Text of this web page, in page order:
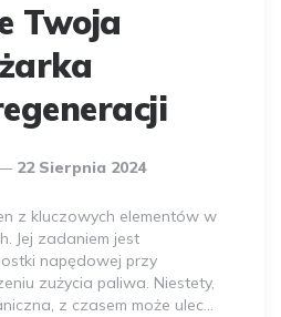
Twoja
22 Sierpnia 2024
z kluczowych elementów w
Jej zadaniem jest
napędowej przy
zużycia paliwa. Niestety,
z czasem może ulec…